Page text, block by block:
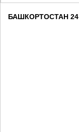
БАШКОРТОСТАН 24